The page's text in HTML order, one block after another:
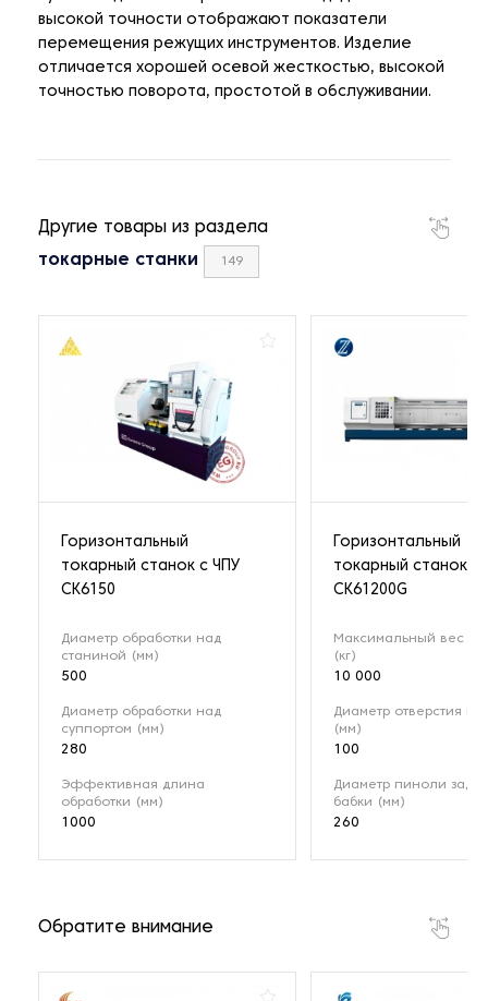
высокой точности отображают показатели
перемещения режущих инструментов. Изделие
отличается хорошей осевой жесткостью, высокой
точностью поворота, простотой в обслуживании.
Другие товары из раздела
токарные станки 149
Горизонтальный
токарный станок с ЧПУ
СК6150
Диаметр обработки над
станиной (мм)
500
Диаметр обработки над
суппортом (мм)
280
Эффективная длина
обработки (мм)
1000
Горизонтальный
токарный станок с
CK61200G
Максимальный вес
(кг)
10 000
Диаметр отверстия
(мм)
100
Диаметр пиноли
бабки (мм)
260
Обратите внимание